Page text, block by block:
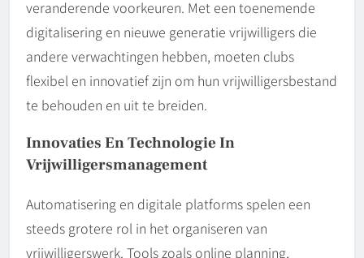
veranderende voorkeuren. Met een toenemende
digitalisering en nieuwe generatie vrijwilligers die
andere verwachtingen hebben, moeten clubs
flexibel en innovatief zijn om hun vrijwilligersbestand
te behouden en uit te breiden.
Innovaties En Technologie In
Vrijwilligersmanagement
Automatisering en digitale platforms spelen een
steeds grotere rol in het organiseren van
vrijwilligerswerk. Tools zoals online planning,